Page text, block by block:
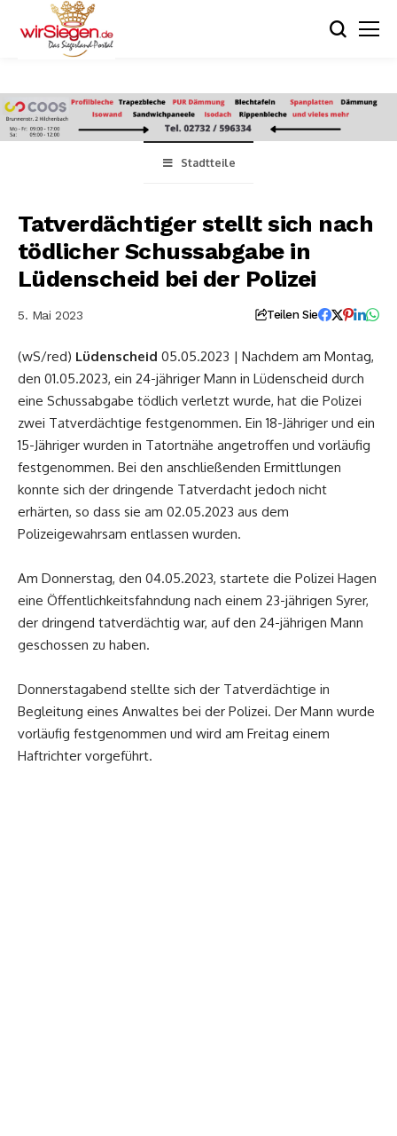
Stadtteile
Tatverdächtiger stellt sich nach
tödlicher Schussabgabe in
Lüdenscheid bei der Polizei
5. Mai 2023 Teilen Sie
(wS/red) Lüdenscheid 05.05.2023 | Nachdem am Montag,
den 01.05.2023, ein 24-jähriger Mann in Lüdenscheid durch
eine Schussabgabe tödlich verletzt wurde, hat die Polizei
zwei Tatverdächtige festgenommen. Ein 18-Jähriger und ein
15-Jähriger wurden in Tatortnähe angetroffen und vorläufig
festgenommen. Bei den anschließenden Ermittlungen
konnte sich der dringende Tatverdacht jedoch nicht
erhärten, so dass sie am 02.05.2023 aus dem
Polizeigewahrsam entlassen wurden.
Am Donnerstag, den 04.05.2023, startete die Polizei Hagen
eine Öffentlichkeitsfahndung nach einem 23-jährigen Syrer,
der dringend tatverdächtig war, auf den 24-jährigen Mann
geschossen zu haben.
Donnerstagabend stellte sich der Tatverdächtige in
Begleitung eines Anwaltes bei der Polizei. Der Mann wurde
vorläufig festgenommen und wird am Freitag einem
Haftrichter vorgeführt.